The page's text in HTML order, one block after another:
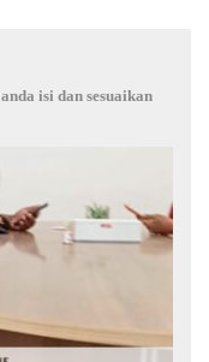
isi dan sesuaikan